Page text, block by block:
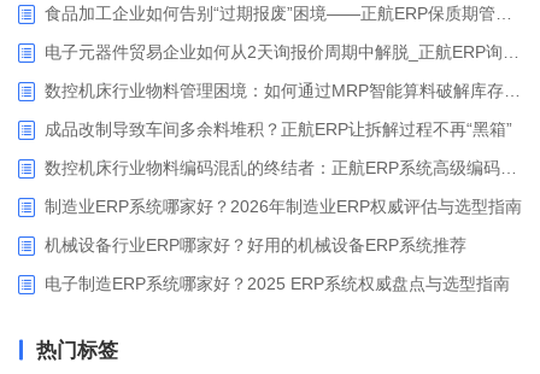
成品改制导致车间多余料堆积？正航ERP让拆解过程不再“黑箱”
制造业ERP系统哪家好？2026年制造业ERP权威评估与选型指南
机械设备行业ERP哪家好？好用的机械设备ERP系统推荐
电子制造ERP系统哪家好？2025 ERP系统权威盘点与选型指南
热门标签